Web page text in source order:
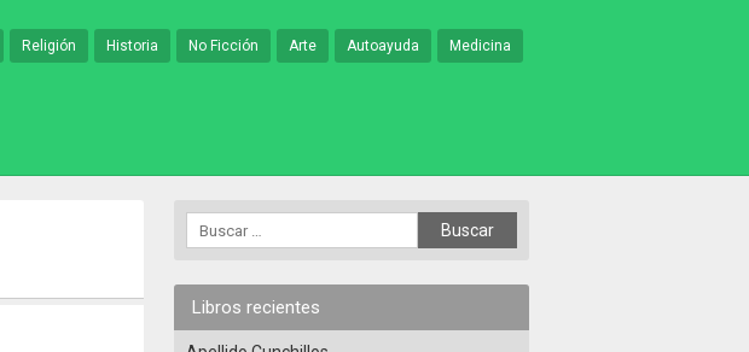
Religión Historia No Ficción Arte Autoayuda Medicina
Libros recientes